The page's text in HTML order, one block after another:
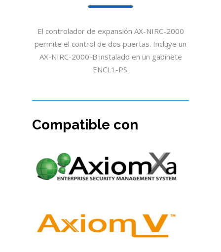
El controlador de expansión AX-NIRC-2000
permite el control de dos puertas. Incluye un
AX-NIRC-2000-B instalado en un gabinete
ENCL1-PS.
Compatible con